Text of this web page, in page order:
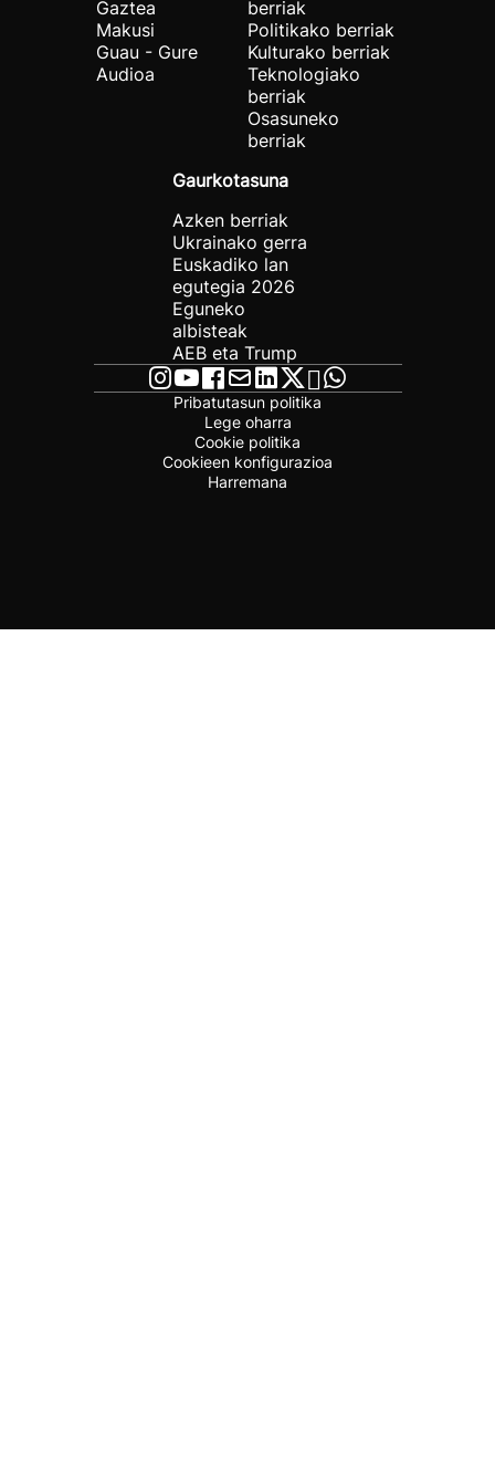
Gaztea
Makusi
Guau - Gure
Audioa
berriak
Politikako berriak
Kulturako berriak
Teknologiako
berriak
Osasuneko
berriak
Gaurkotasuna
Azken berriak
Ukrainako gerra
Euskadiko lan
egutegia 2026
Eguneko
albisteak
AEB eta Trump
Pribatutasun politika
Lege oharra
Cookie politika
Cookieen konfigurazioa
Harremana